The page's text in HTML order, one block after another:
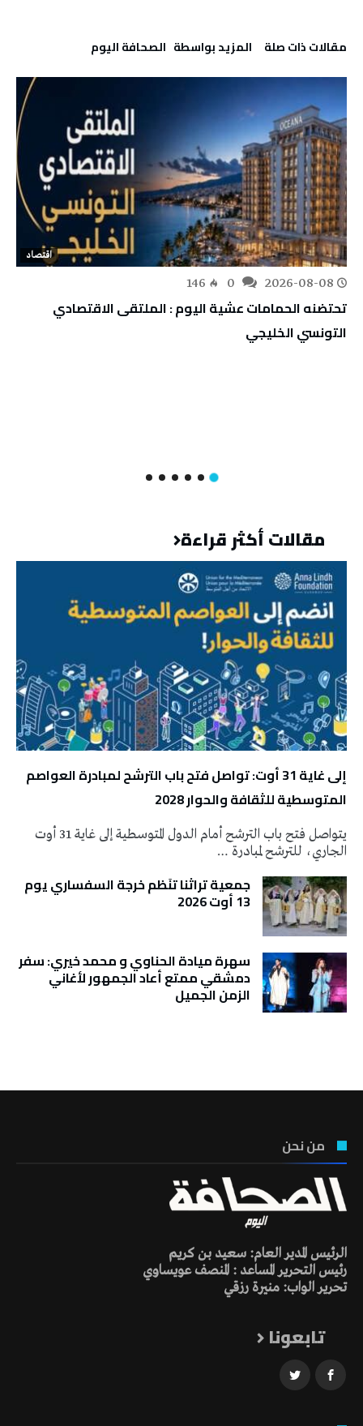
‫مقالات ذات صلة‬ ‫‫المزيد بواسطة‬ ‬ ‭ ‬الصحافة‭ ‬اليوم
اقتصاد
2026-08-08
146
تحتضنه الحمامات عشية اليوم : الملتقى الاقتصادي
التونسي الخليجي
مقالات أكثر قراءة
إلى غاية 31 أوت: تواصل فتح باب الترشح لمبادرة العواصم
المتوسطية للثقافة والحوار 2028
يتواصل فتح باب الترشح أمام الدول المتوسطية إلى غاية 31 أوت
الجاري، للترشح لمبادرة …
جمعية تراثنا تنَظم خرجة السفساري يوم
13 أوت 2026
سهرة ميادة الحناوي و محمد خيري: سفر
دمشقي ممتع أعاد الجمهور لأغاني
الزمن الجميل
من نحن
الرئيس المدير العام: سعيد بن كريم
رئيس التحرير المساعد : المنصف عويساوي
تحرير الواب: منيرة رزقي
تابعونا